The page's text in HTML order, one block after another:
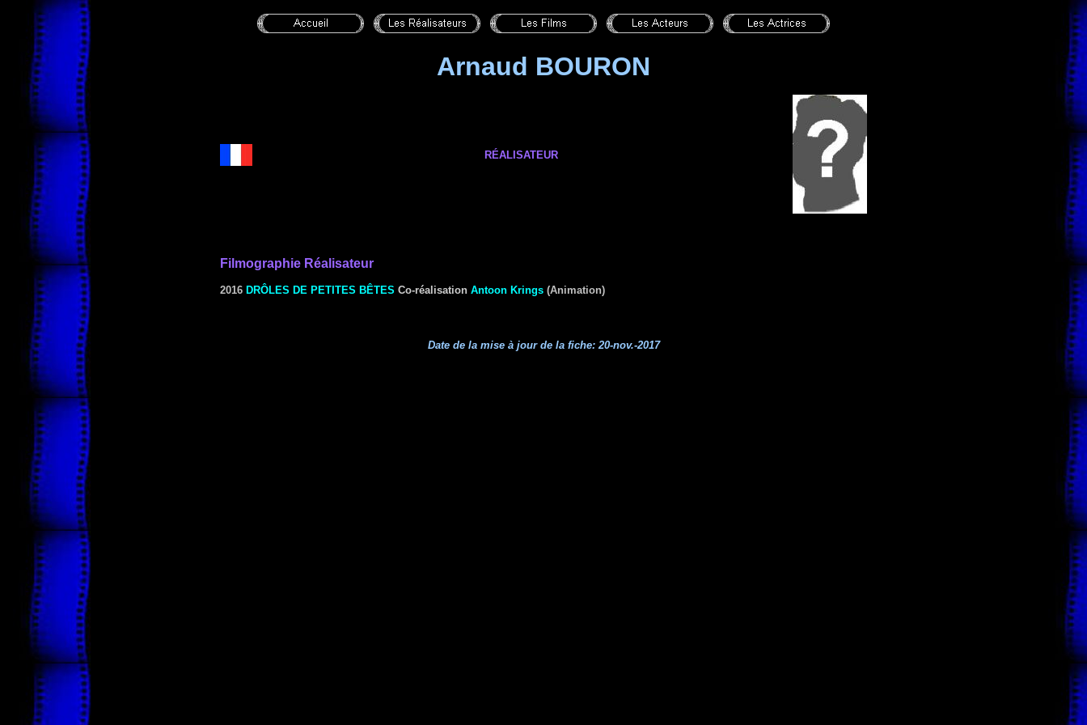
Arnaud BOURON
RÉALISATEUR
Filmographie Réalisateur
2016 DRÔLES DE PETITES BÊTES Co-réalisation Antoon Krings (Animation)
Date de la mise à jour de la fiche:20-nov.-2017